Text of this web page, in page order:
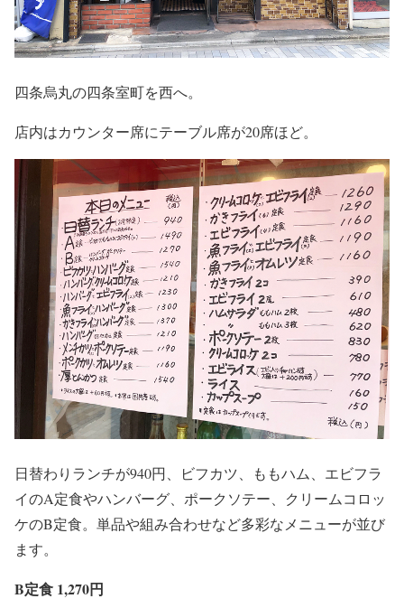
四条烏丸の四条室町を西へ。
店内はカウンター席にテーブル席が20席ほど。
日替わりランチが940円、ビフカツ、ももハム、エビフラ
イのA定食やハンバーグ、ポークソテー、クリームコロッ
ケのB定食。単品や組み合わせなど多彩なメニューが並び
ます。
B定食 1,270円